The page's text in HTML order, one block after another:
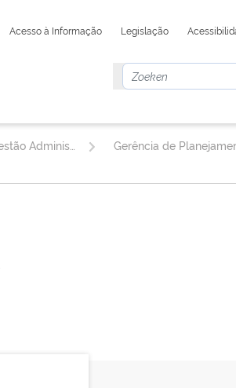
Acesso à Informação Legislação
Superintendência de Gestão Administrativa